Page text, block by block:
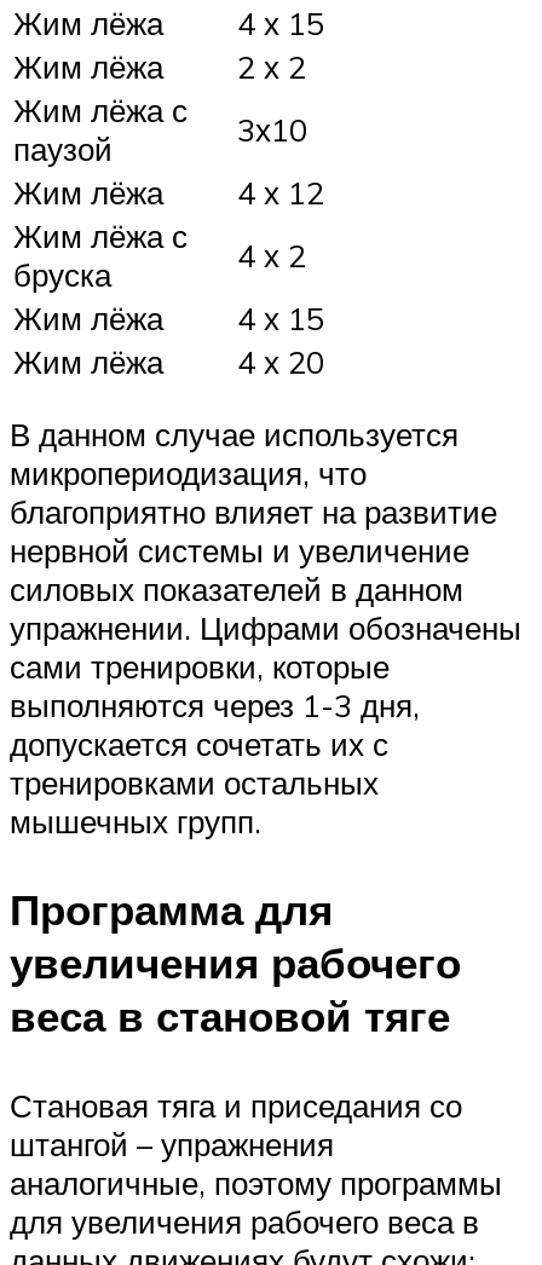
Жим лёжа
4 х 15
Жим лёжа
2 х 2
Жим лёжа с
паузой
3х10
Жим лёжа
4 х 12
Жим лёжа с
бруска
4 х 2
Жим лёжа
4 х 15
Жим лёжа
4 х 20
В данном случае используется
микропериодизация, что
благоприятно влияет на развитие
нервной системы и увеличение
силовых показателей в данном
упражнении. Цифрами обозначены
сами тренировки, которые
выполняются через 1-3 дня,
допускается сочетать их с
тренировками остальных
мышечных групп.
Программа для
увеличения рабочего
веса в становой тяге
Становая тяга и приседания со
штангой – упражнения
аналогичные, поэтому программы
для увеличения рабочего веса в